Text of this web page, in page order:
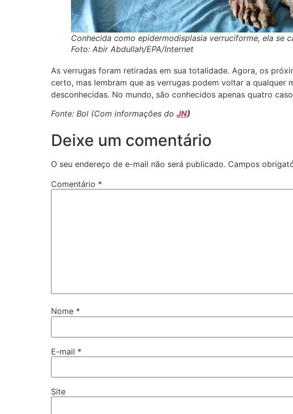
Conhecida como epidermodisplasia verruciforme, ela se
Foto: Abir Abdullah/EPA/Internet
As verrugas foram retiradas em sua totalidade. Agora, os
certo, mas lembram que as verrugas podem voltar a
desconhecidas. No mundo, são conhecidos apenas quatro
Fonte: Bol (Com informações do JN)
Deixe um comentário
O seu endereço de e-mail não será publicado. Campos
Comentário *
Nome *
E-mail *
Site